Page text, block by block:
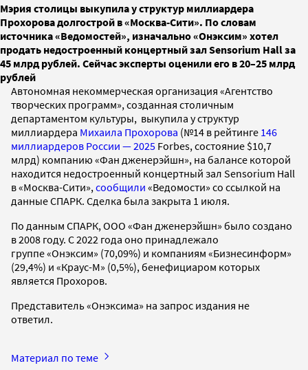
Мэрия столицы выкупила у структур миллиардера
Прохорова долгострой в «Москва-Cити». По словам
источника «Ведомостей», изначально «Онэксим» хотел
продать недостроенный концертный зал Sensorium Hall за
45 млрд рублей. Сейчас эксперты оценили его в 20–25 млрд
рублей
Автономная некоммерческая организация «Агентство
творческих программ», созданная столичным
департаментом культуры, выкупила у структур
миллиардера Михаила Прохорова (№14 в рейтинге 146
миллиардеров России — 2025 Forbes, состояние $10,7
млрд) компанию «Фан дженерэйшн», на балансе которой
находится недостроенный концертный зал Sensorium Hall
в «Москва-Cити», сообщили «Ведомости» со ссылкой на
данные СПАРК. Сделка была закрыта 1 июля.
По данным СПАРК, ООО «Фан дженерэйшн» было создано
в 2008 году. С 2022 года оно принадлежало
группе «Онэксим» (70,09%) и компаниям «Бизнесинформ»
(29,4%) и «Краус-М» (0,5%), бенефициаром которых
является Прохоров.
Представитель «Онэксима» на запрос издания не
ответил.
Материал по теме